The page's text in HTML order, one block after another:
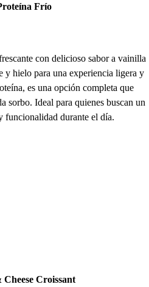
Frío
con delicioso sabor a vainilla
y hielo para una experiencia ligera y
es una opción completa que
sorbo. Ideal para quienes buscan un
funcionalidad durante el día.
Croissant